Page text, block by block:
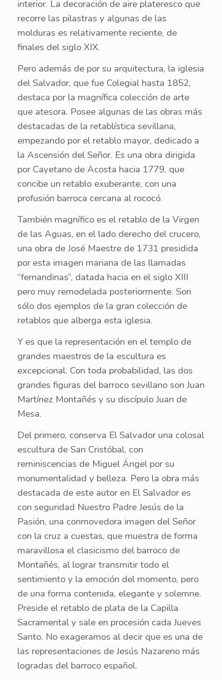
interior. La decoración de aire plateresco que
recorre las pilastras y algunas de las
molduras es relativamente reciente, de
finales del siglo XIX.
Pero además de por su arquitectura, la iglesia
del Salvador, que fue Colegial hasta 1852,
destaca por la magnífica colección de arte
que atesora. Posee algunas de las obras más
destacadas de la retablística sevillana,
empezando por el retablo mayor, dedicado a
la Ascensión del Señor. Es una obra dirigida
por Cayetano de Acosta hacia 1779, que
concibe un retablo exuberante, con una
profusión barroca cercana al rococó.
También magnífico es el retablo de la Virgen
de las Aguas, en el lado derecho del crucero,
una obra de José Maestre de 1731 presidida
por esta imagen mariana de las llamadas
“fernandinas”, datada hacia en el siglo XIII
pero muy remodelada posteriormente. Son
sólo dos ejemplos de la gran colección de
retablos que alberga esta iglesia.
Y es que la representación en el templo de
grandes maestros de la escultura es
excepcional. Con toda probabilidad, las dos
grandes figuras del barroco sevillano son Juan
Martínez Montañés y su discípulo Juan de
Mesa.
Del primero, conserva El Salvador una colosal
escultura de San Cristóbal, con
reminiscencias de Miguel Ángel por su
monumentalidad y belleza. Pero la obra más
destacada de este autor en El Salvador es
con seguridad Nuestro Padre Jesús de la
Pasión, una conmovedora imagen del Señor
con la cruz a cuestas, que muestra de forma
maravillosa el clasicismo del barroco de
Montañés, al lograr transmitir todo el
sentimiento y la emoción del momento, pero
de una forma contenida, elegante y solemne.
Preside el retablo de plata de la Capilla
Sacramental y sale en procesión cada Jueves
Santo. No exageramos al decir que es una de
las representaciones de Jesús Nazareno más
logradas del barroco español.